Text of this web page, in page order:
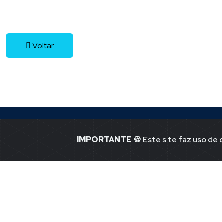
Voltar
Jornal Ponto -
IMPORTANTE 🍪 Este site faz uso